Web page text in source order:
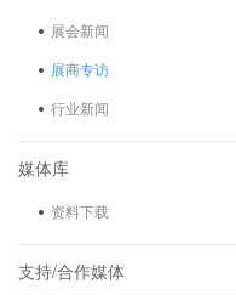
展会新闻
展商专访
行业新闻
媒体库
资料下载
支持/合作媒体